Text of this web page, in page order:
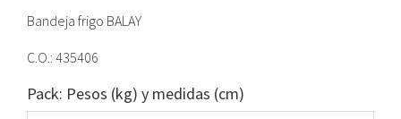
Bandeja frigo BALAY
C.O.: 435406
Pack: Pesos (kg) y medidas (cm)